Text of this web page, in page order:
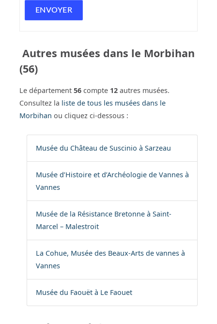
Autres musées dans le Morbihan
(56)
Le département 56 compte 12 autres musées.
Consultez la liste de tous les musées dans le
Morbihan ou cliquez ci-dessous :
Musée du Château de Suscinio à Sarzeau
Musée d’Histoire et d’Archéologie de Vannes à
Vannes
Musée de la Résistance Bretonne à Saint-
Marcel – Malestroit
La Cohue, Musée des Beaux-Arts de vannes à
Vannes
Musée du Faouët à Le Faouet